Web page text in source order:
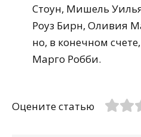
Стоун, Мишель
Роуз Бирн, Оливия
но, в конечном
Марго Робби.
Оцените статью